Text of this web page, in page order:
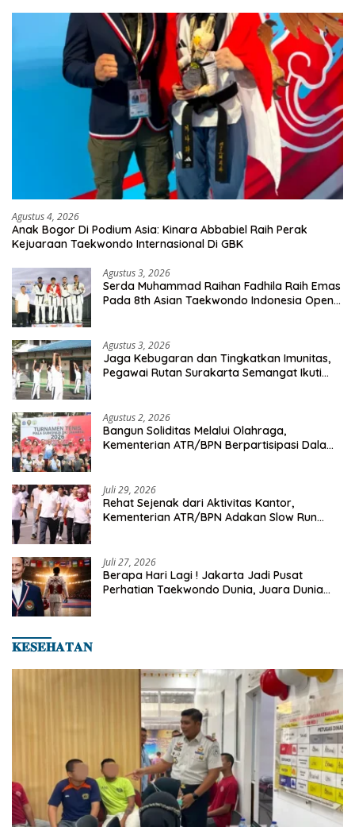
Agustus 4, 2026
Anak Bogor Di Podium Asia: Kinara Abbabiel Raih Perak
Kejuaraan Taekwondo Internasional Di GBK
Agustus 3, 2026
Serda Muhammad Raihan Fadhila Raih Emas
Pada 8th Asian Taekwondo Indonesia Open
Agustus 3, 2026
Jaga Kebugaran dan Tingkatkan Imunitas,
Pegawai Rutan Surakarta Semangat Ikuti
Agustus 2, 2026
Bangun Soliditas Melalui Olahraga,
Kementerian ATR/BPN Berpartisipasi Dalam
Juli 29, 2026
Rehat Sejenak dari Aktivitas Kantor,
Kementerian ATR/BPN Adakan Slow Run
Juli 27, 2026
Berapa Hari Lagi ! Jakarta Jadi Pusat
Perhatian Taekwondo Dunia, Juara Dunia
𝐊𝐄𝐒𝐄𝐇𝐀𝐓𝐀𝐍